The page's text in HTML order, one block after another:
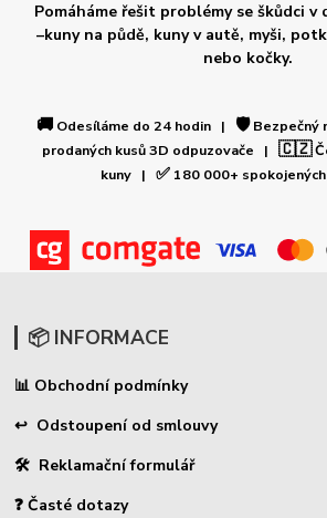
Pomáháme řešit problémy se škůdci v
–kuny na půdě, kuny v autě, myši,
nebo kočky.
🚚 Odesíláme do 24 hodin | 🛡️Bezpečný
prodaných kusů 3D odpuzovače | 🇨🇿
kuny | ✅ 180 000+
📦 INFORMACE
📊 Obchodní podmínky
↩ Odstoupení od smlouvy
🛠 Reklamační formulář
❓ Časté dotazy